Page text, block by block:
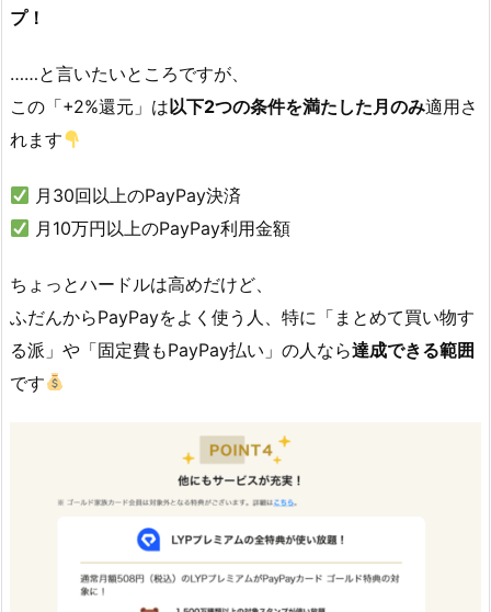
プ！
……と言いたいところですが、
この「+2%還元」は以下2つの条件を満たした月のみ適用さ
れます
月30回以上のPayPay決済
月10万円以上のPayPay利用金額
ちょっとハードルは高めだけど、
ふだんからPayPayをよく使う人、特に「まとめて買い物す
る派」や「固定費もPayPay払い」の人なら達成できる範囲
です